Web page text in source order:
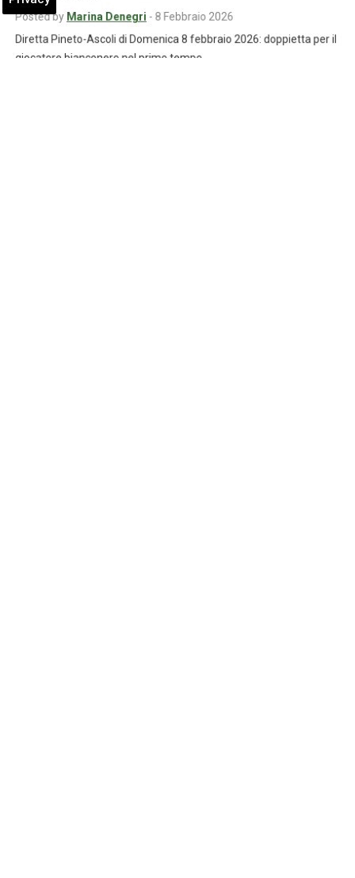
Posted by Marina Denegri - 8 Febbraio 2026
Diretta Pineto-Ascoli di Domenica 8 febbraio 2026: doppietta per il
giocatore bianconero nel primo tempo,…